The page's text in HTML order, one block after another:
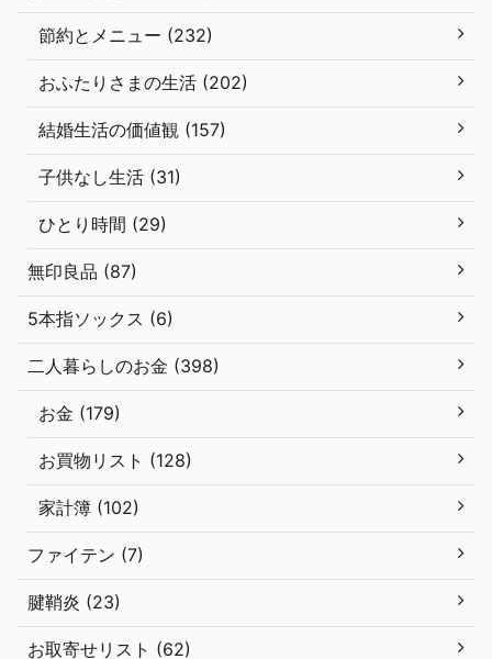
節約とメニュー (232)
おふたりさまの生活 (202)
結婚生活の価値観 (157)
子供なし生活 (31)
ひとり時間 (29)
無印良品 (87)
5本指ソックス (6)
二人暮らしのお金 (398)
お金 (179)
お買物リスト (128)
家計簿 (102)
ファイテン (7)
腱鞘炎 (23)
お取寄せリスト (62)